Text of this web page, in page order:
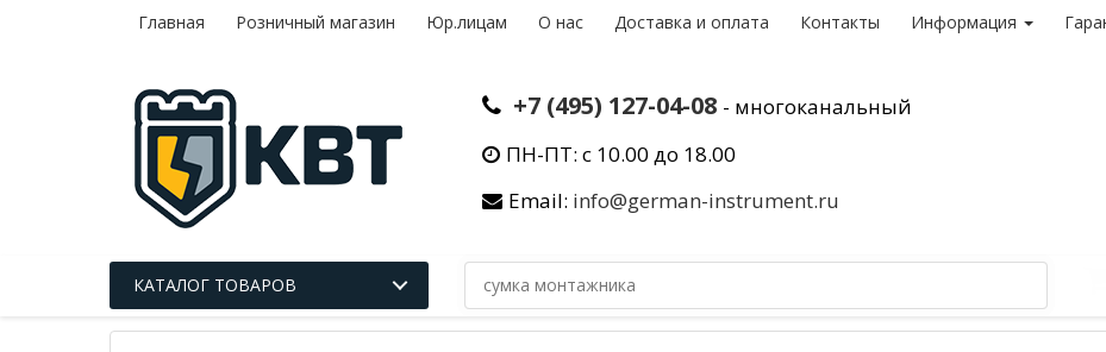
Главная Розничный магазин Юр.лицам О нас Доставка и оплата Контакты Информация
+7 (495) 127-04-08 - многоканальный
ПН-ПТ: с 10.00 до 18.00
Email: info@german-instrument.ru
КАТАЛОГ ТОВАРОВ